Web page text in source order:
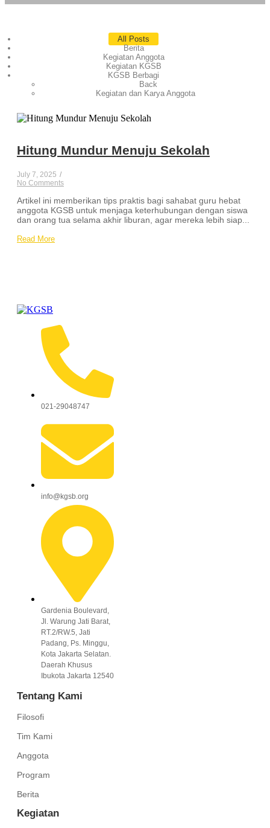
All Posts
Berita
Kegiatan Anggota
Kegiatan KGSB
KGSB Berbagi
Back
Kegiatan dan Karya Anggota
Hitung Mundur Menuju Sekolah
July 7, 2025 /
No Comments
Artikel ini memberikan tips praktis bagi sahabat guru hebat
anggota KGSB untuk menjaga keterhubungan dengan siswa
dan orang tua selama akhir liburan, agar mereka lebih siap...
Read More
021-29048747
info@kgsb.org
Gardenia Boulevard,
Jl. Warung Jati Barat,
RT.2/RW.5, Jati
Padang, Ps. Minggu,
Kota Jakarta Selatan.
Daerah Khusus
Ibukota Jakarta 12540
Tentang Kami
Filosofi
Tim Kami
Anggota
Program
Berita
Kegiatan